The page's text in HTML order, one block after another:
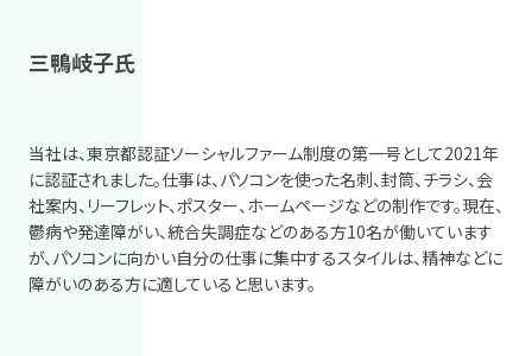
三鴨岐子氏
当社は、東京都認証ソーシャルファーム制度の第一号として2021年
に認証されました。仕事は、パソコンを使った名刺、封筒、チラシ、会
社案内、リーフレット、ポスター、ホームページなどの制作です。現在、
鬱病や発達障がい、統合失調症などのある方10名が働いています
が、パソコンに向かい自分の仕事に集中するスタイルは、精神などに
障がいのある方に適していると思います。